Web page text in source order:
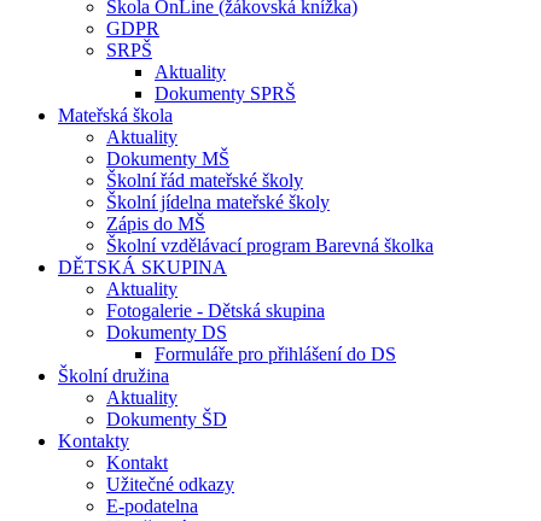
Škola OnLine (žákovská knížka)
GDPR
SRPŠ
Aktuality
Dokumenty SPRŠ
Mateřská škola
Aktuality
Dokumenty MŠ
Školní řád mateřské školy
Školní jídelna mateřské školy
Zápis do MŠ
Školní vzdělávací program Barevná školka
DĚTSKÁ SKUPINA
Aktuality
Fotogalerie - Dětská skupina
Dokumenty DS
Formuláře pro přihlášení do DS
Školní družina
Aktuality
Dokumenty ŠD
Kontakty
Kontakt
Užitečné odkazy
E-podatelna